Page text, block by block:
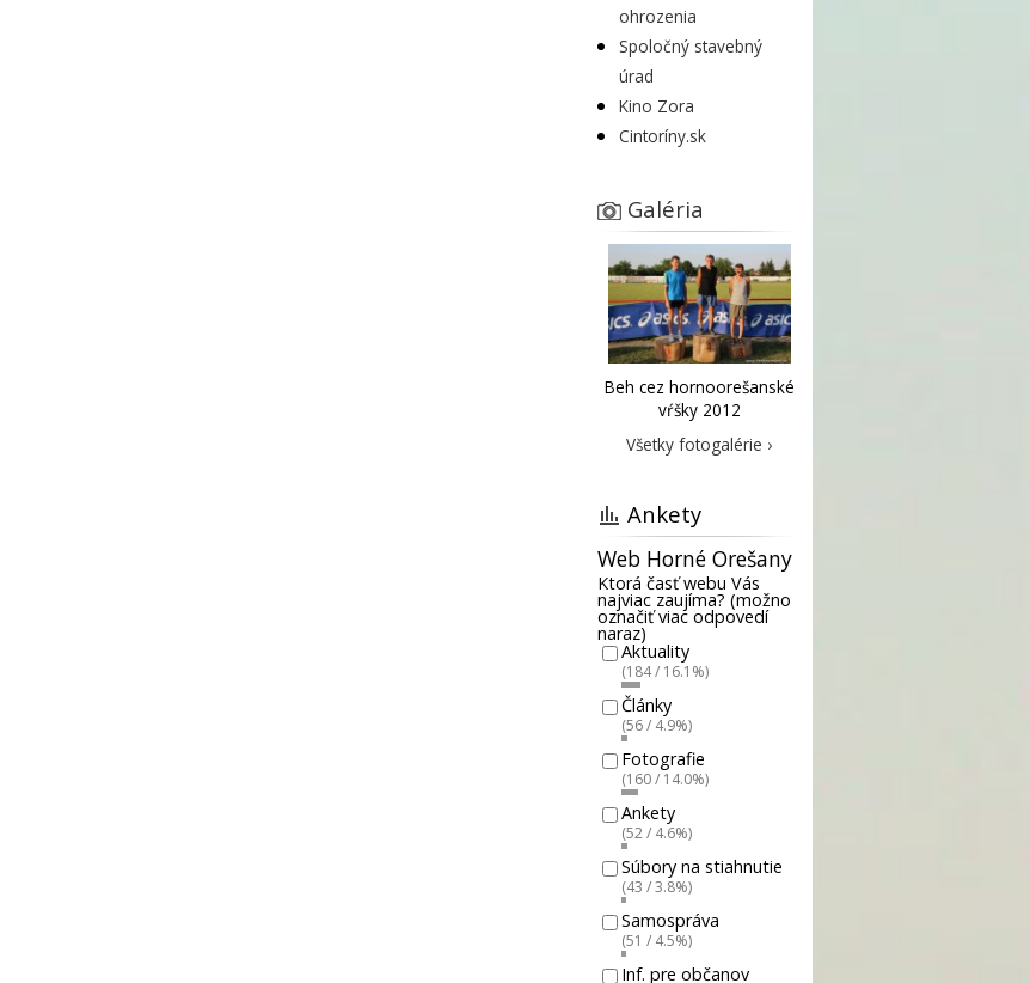
ohrozenia
Spoločný stavebný
úrad
Kino Zora
Cintoríny.sk
Galéria
Beh cez hornoorešanské
vŕšky 2012
Všetky fotogalérie ›
Ankety
Web Horné Orešany
Ktorá časť webu Vás
najviac zaujíma? (možno
označiť viac odpovedí
naraz)
Aktuality
(184 / 16.1%)
Články
(56 / 4.9%)
Fotografie
(160 / 14.0%)
Ankety
(52 / 4.6%)
Súbory na stiahnutie
(43 / 3.8%)
Samospráva
(51 / 4.5%)
Inf. pre občanov